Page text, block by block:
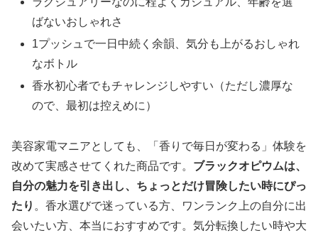
ばないおしゃれさ
1プッシュで一日中続く余韻、気分も上がるおしゃれ
なボトル
香水初心者でもチャレンジしやすい（ただし濃厚な
ので、最初は控えめに）
美容家電マニアとしても、「香りで毎日が変わる」体験を
改めて実感させてくれた商品です。 ブラックオピウムは、
自分の魅力を引き出し、ちょっとだけ冒険したい時にぴっ
たり 。香水選びで迷っている方、ワンランク上の自分に出
会いたい方、本当におすすめです。気分転換したい時や大